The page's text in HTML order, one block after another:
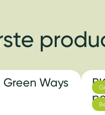
Ways